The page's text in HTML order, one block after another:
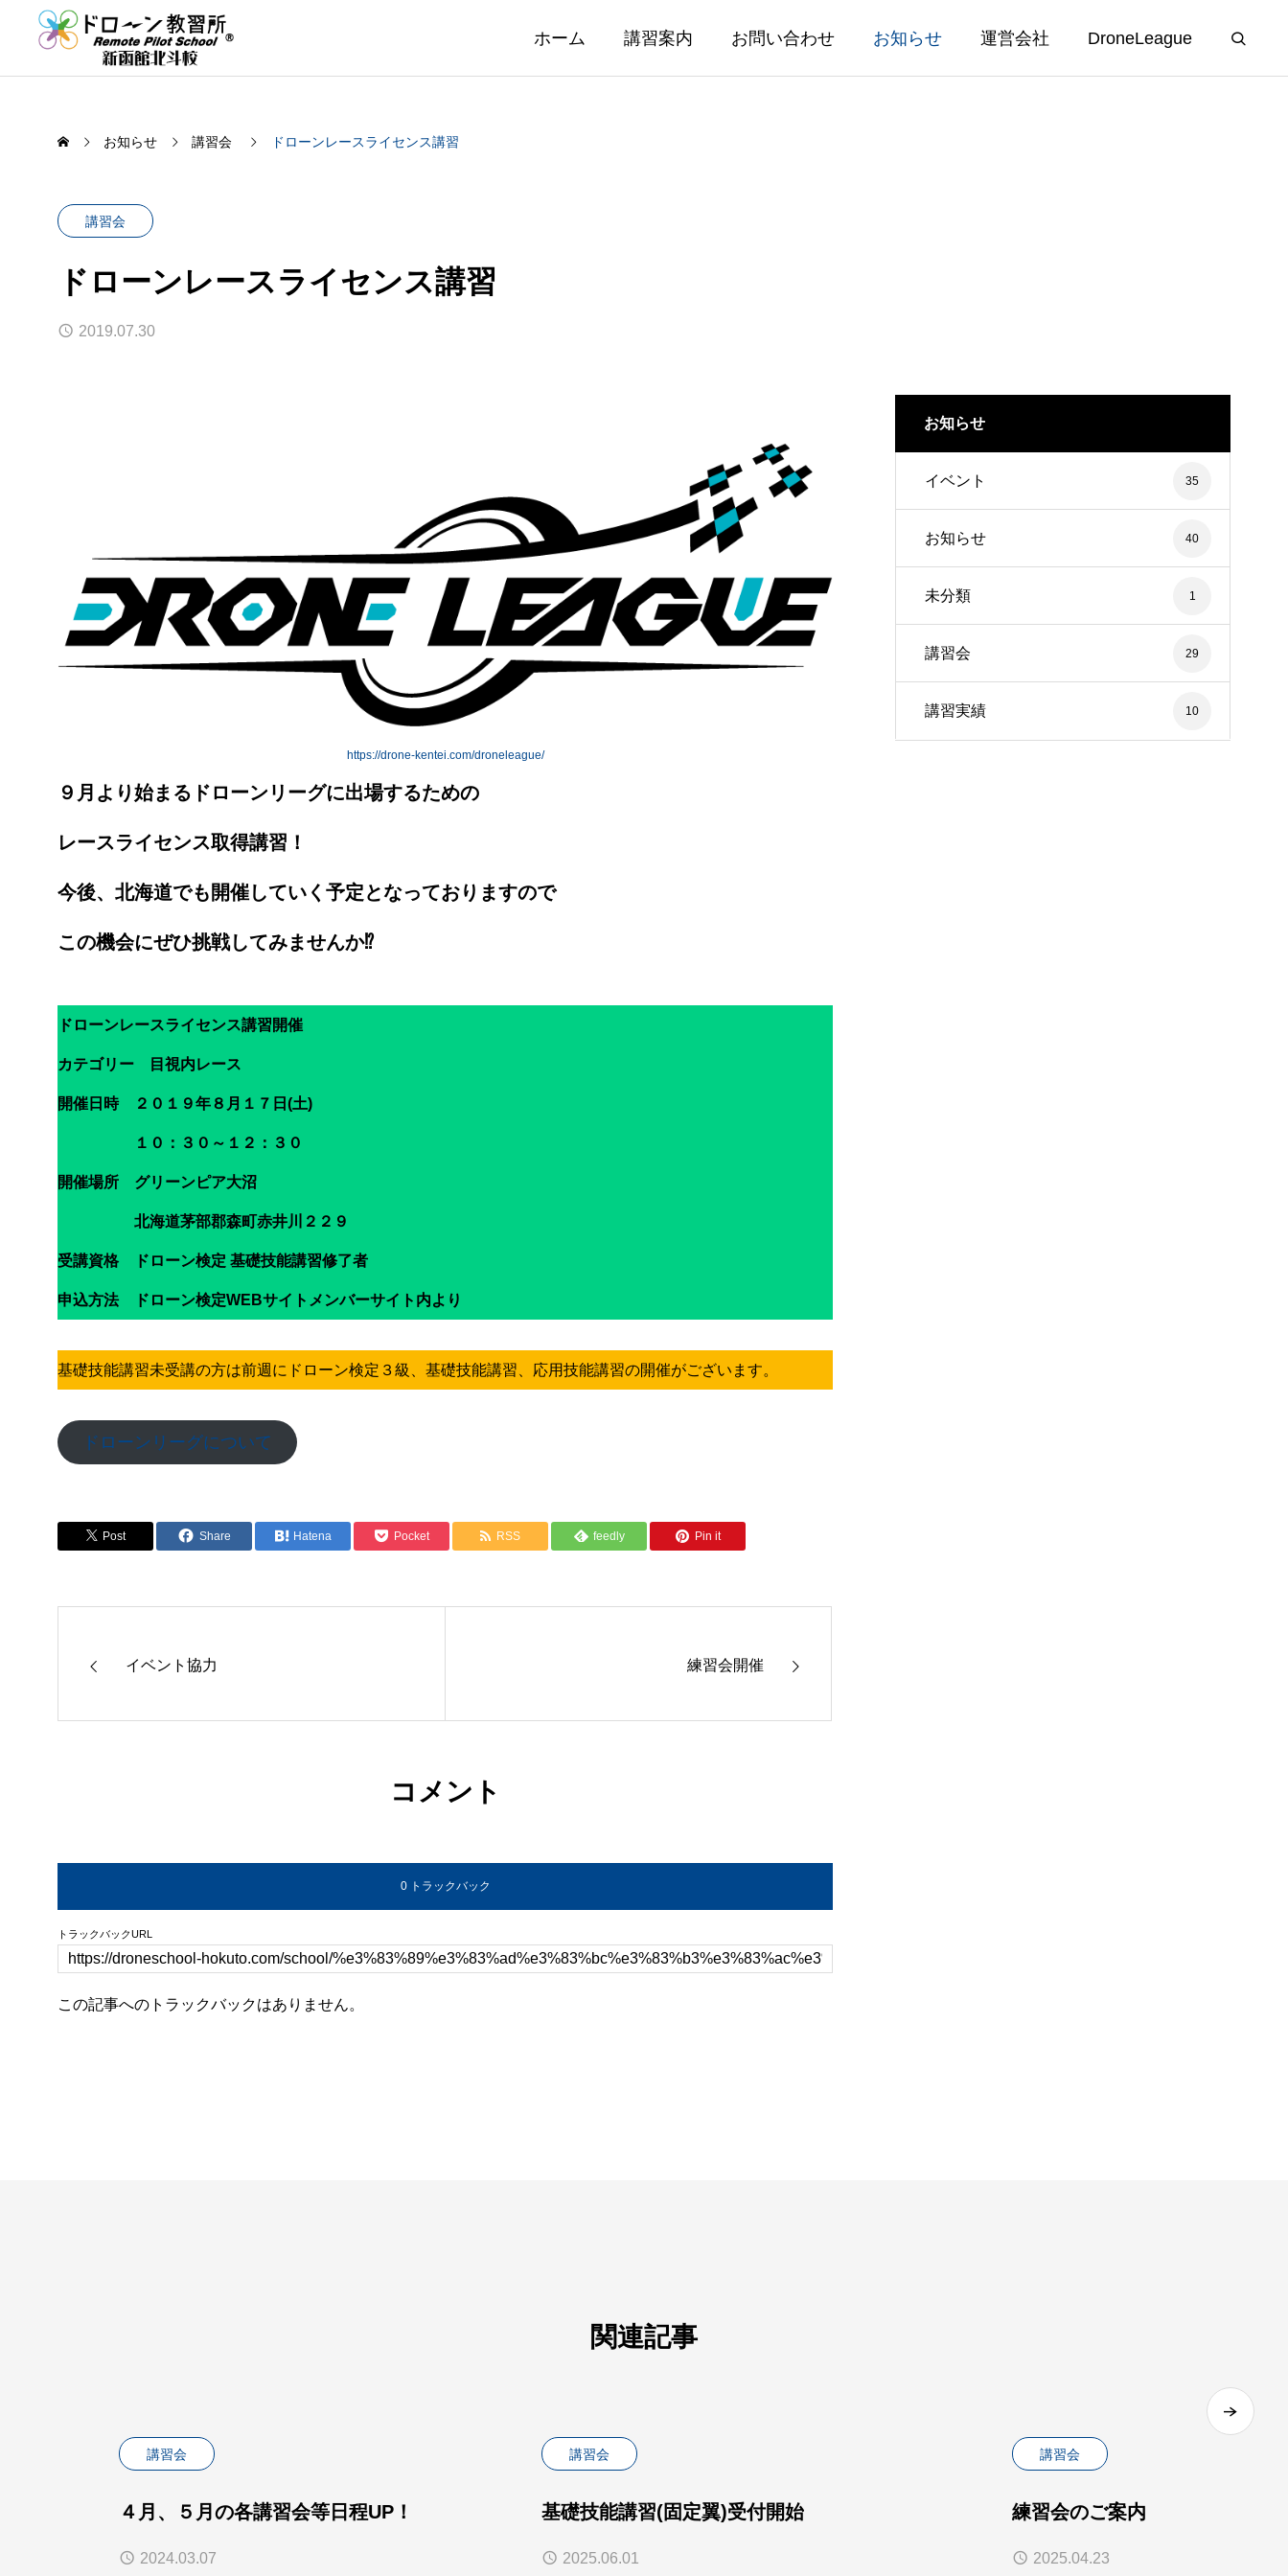
ホーム 講習案内 お問い合わせ お知らせ 運営会社 DroneLeague
二等国家資格更新講習のご案内
お知らせ 講習会 ドローンレースライセンス講習
講習会
ドローンレースライセンス講習
2019.07.30
https://drone-kentei.com/droneleague/
９月より始まるドローンリーグに出場するための
レースライセンス取得講習！
今後、北海道でも開催していく予定となっておりますので
この機会にぜひ挑戦してみませんか⁉
ドローンレースライセンス講習開催
カテゴリー 目視内レース
開催日時 ２０１９年８月１７日(土)
１０：３０～１２：３０
開催場所 グリーンピア大沼
北海道茅部郡森町赤井川２２９
受講資格 ドローン検定 基礎技能講習修了者
申込方法 ドローン検定WEBサイトメンバーサイト内より
基礎技能講習未受講の方は前週にドローン検定３級、基礎技能講習、応用技能講習の開催がございます。
ドローンリーグについて
Post Share Hatena Pocket RSS feedly Pin it
イベント協力 練習会開催
コメント
0 トラックバック
トラックバックURL
この記事へのトラックバックはありません。
お知らせ
イベント 35
お知らせ 40
未分類 1
講習会 29
講習実績 10
関連記事
講習会
４月、５月の各講習会等日程UP！
2024.03.07
講習会
基礎技能講習(固定翼)受付開始
2025.06.01
講習会
練習会のご案内
2025.04.23